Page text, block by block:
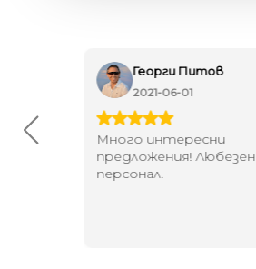
Георги Питов
2021-06-01
Много интересни
предложения! Любезен
персонал.